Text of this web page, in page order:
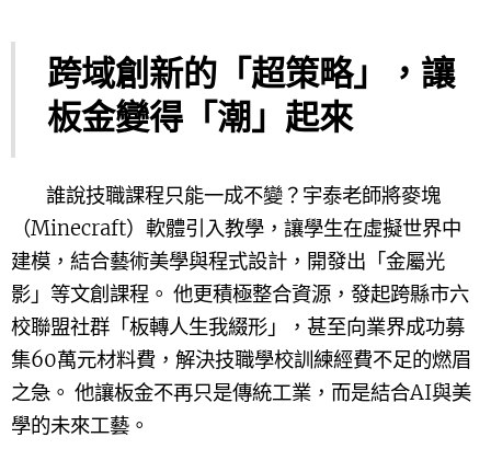
跨域創新的「超策略」，讓
板金變得「潮」起來
誰說技職課程只能一成不變？宇泰老師將麥塊
（Minecraft）軟體引入教學，讓學生在虛擬世界中
建模，結合藝術美學與程式設計，開發出「金屬光
影」等文創課程。 他更積極整合資源，發起跨縣市六
校聯盟社群「板轉人生我綴形」，甚至向業界成功募
集60萬元材料費，解決技職學校訓練經費不足的燃眉
之急。 他讓板金不再只是傳統工業，而是結合AI與美
學的未來工藝。